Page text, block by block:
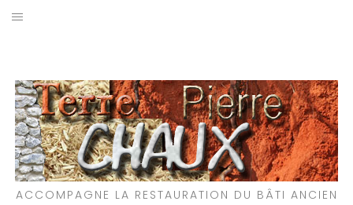
Aller
ACCOMPAGNE LA RESTAURATION DU BÂTI ANCIEN
PARTICIPATIFS
CHANTIERS RÉALISÉS
QUE PROPOSONS-NOUS ?